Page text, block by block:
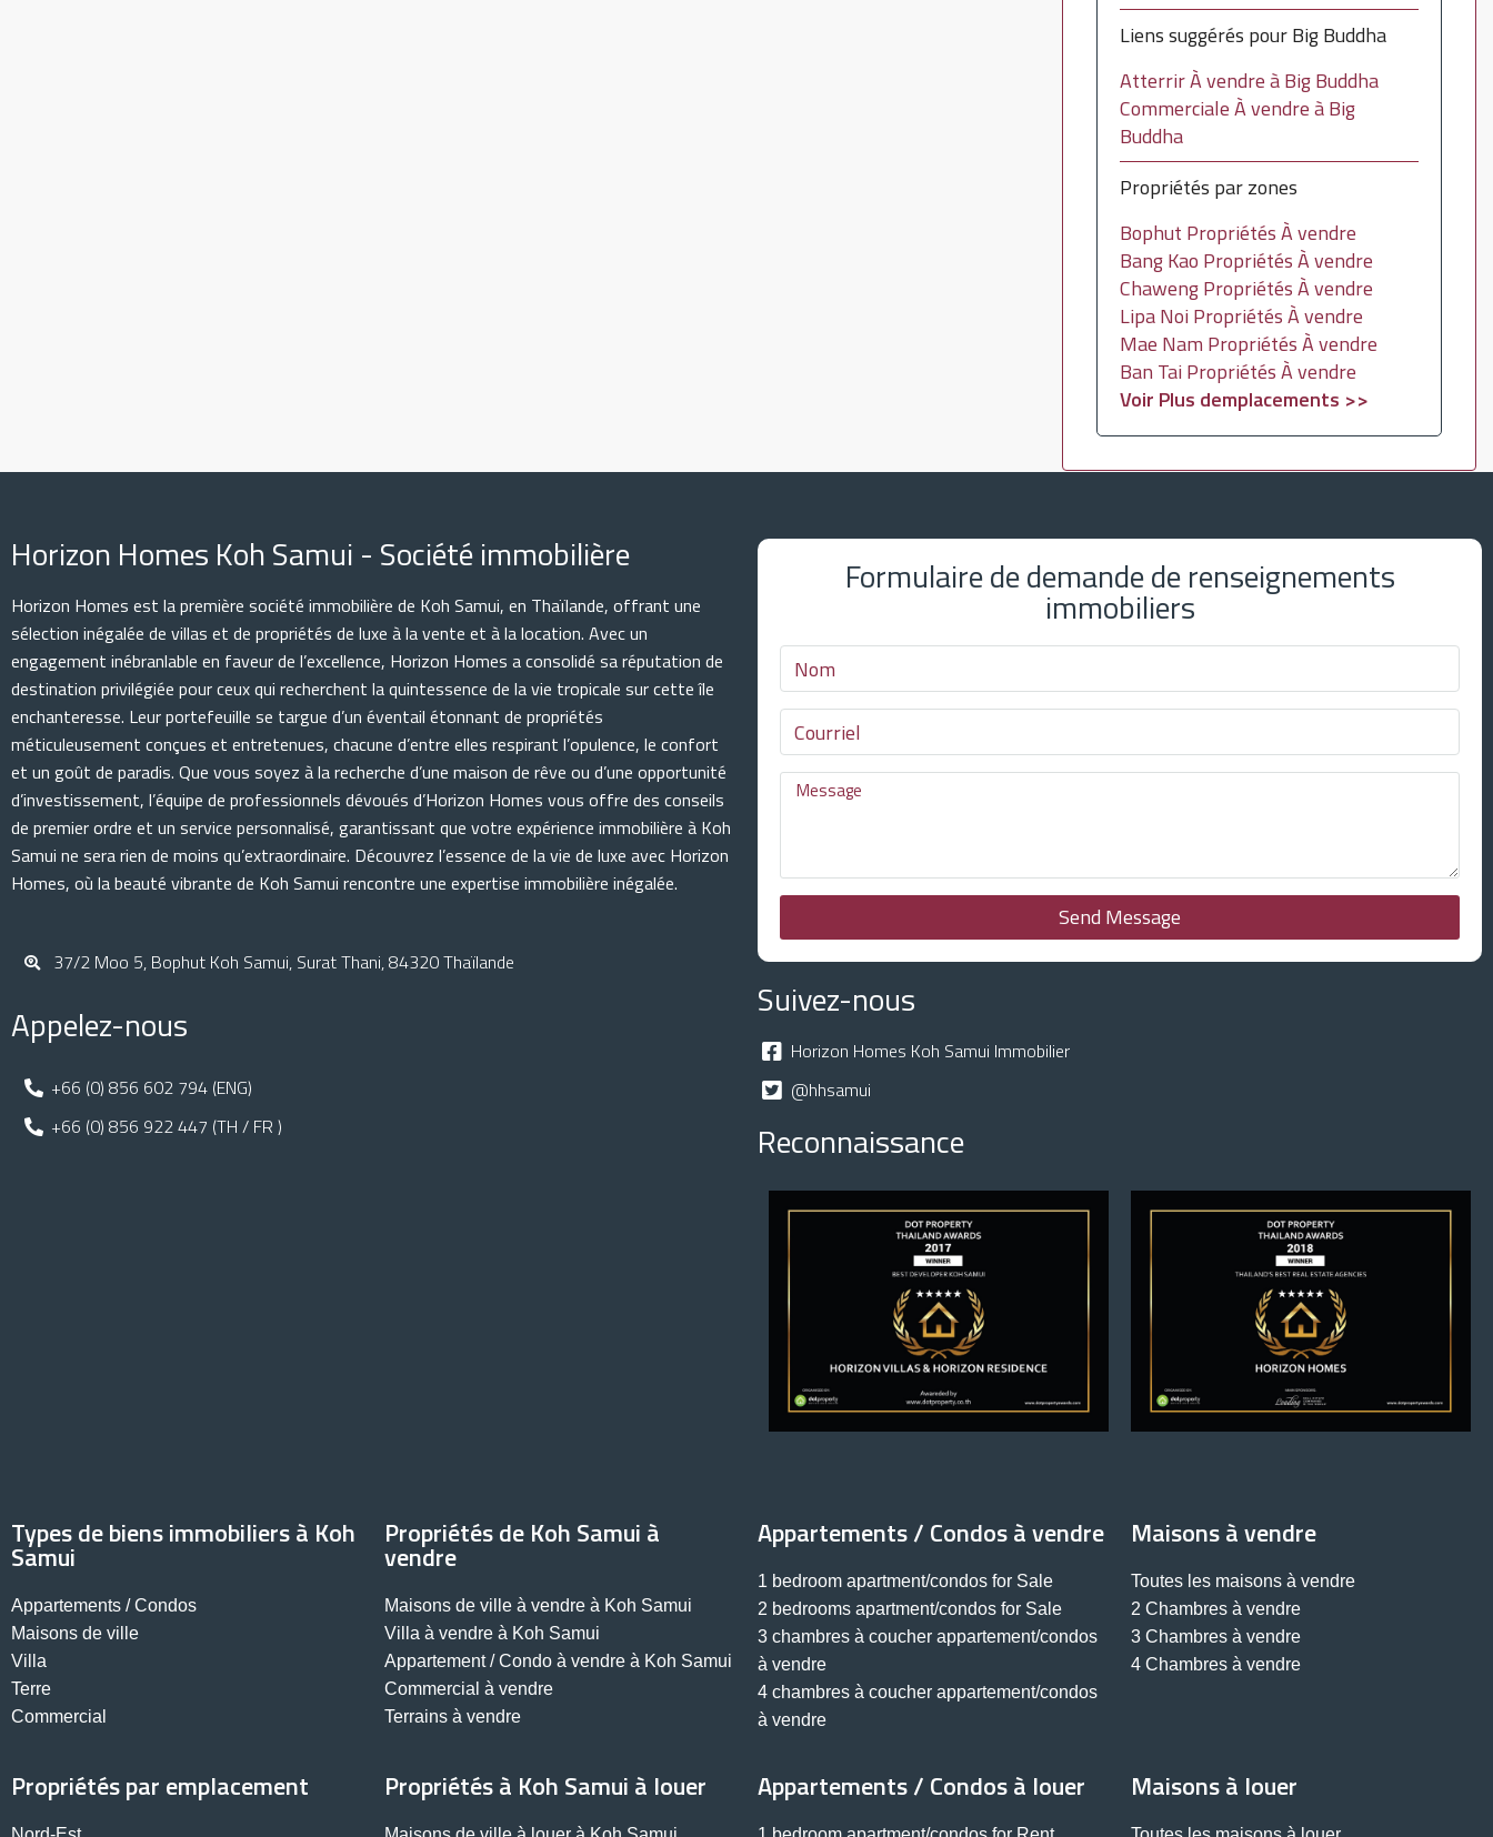
Liens suggérés pour Big Buddha
Atterrir À vendre à Big Buddha
Commerciale À vendre à Big
Buddha
Propriétés par zones
Bophut Propriétés À vendre
Bang Kao Propriétés À vendre
Chaweng Propriétés À vendre
Lipa Noi Propriétés À vendre
Mae Nam Propriétés À vendre
Ban Tai Propriétés À vendre
Voir Plus demplacements >>
Horizon Homes Koh Samui - Société immobilière
Horizon Homes est la première société immobilière de Koh Samui, en Thaïlande, offrant une
sélection inégalée de villas et de propriétés de luxe à la vente et à la location. Avec un
engagement inébranlable en faveur de l’excellence, Horizon Homes a consolidé sa réputation de
destination privilégiée pour ceux qui recherchent la quintessence de la vie tropicale sur cette île
enchanteresse. Leur portefeuille se targue d’un éventail étonnant de propriétés
méticuleusement conçues et entretenues, chacune d’entre elles respirant l’opulence, le confort
et un goût de paradis. Que vous soyez à la recherche d’une maison de rêve ou d’une opportunité
d’investissement, l’équipe de professionnels dévoués d’Horizon Homes vous offre des conseils
de premier ordre et un service personnalisé, garantissant que votre expérience immobilière à Koh
Samui ne sera rien de moins qu’extraordinaire. Découvrez l’essence de la vie de luxe avec Horizon
Homes, où la beauté vibrante de Koh Samui rencontre une expertise immobilière inégalée.
37/2 Moo 5, Bophut Koh Samui, Surat Thani, 84320 Thaïlande
Appelez-nous
+66 (0) 856 602 794 (ENG)
+66 (0) 856 922 447 (TH / FR )
Formulaire de demande de renseignements
immobiliers
Send Message
Suivez-nous
Horizon Homes Koh Samui Immobilier
@hhsamui
Reconnaissance
Types de biens immobiliers à Koh
Samui
Appartements / Condos
Maisons de ville
Villa
Terre
Commercial
Propriétés de Koh Samui à
vendre
Maisons de ville à vendre à Koh Samui
Villa à vendre à Koh Samui
Appartement / Condo à vendre à Koh Samui
Commercial à vendre
Terrains à vendre
Appartements / Condos à vendre
1 bedroom apartment/condos for Sale
2 bedrooms apartment/condos for Sale
3 chambres à coucher appartement/condos
à vendre
4 chambres à coucher appartement/condos
à vendre
Maisons à vendre
Toutes les maisons à vendre
2 Chambres à vendre
3 Chambres à vendre
4 Chambres à vendre
Propriétés par emplacement Propriétés à Koh Samui à louer Appartements / Condos à louer Maisons à louer